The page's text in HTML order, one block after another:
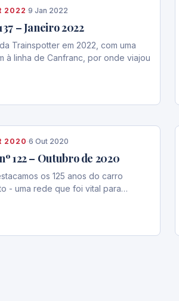
2022·9 Jan 2022
– Janeiro 2022
Trainspotter em 2022, com uma
à linha de Canfranc, por onde viajou
2020·6 Out 2020
122 – Outubro de 2020
os 125 anos do carro
- uma rede que foi vital para…